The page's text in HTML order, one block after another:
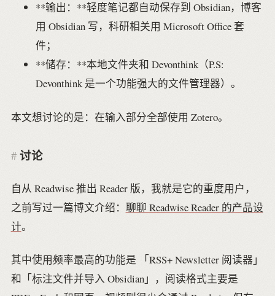
**输出：**轻度笔记都自动保存到 Obsidian，博客
用 Obsidian 写，科研相关用 Microsoft Office 套
件；
**储存：**本地文件夹和 Devonthink（P.S:
Devonthink 是一个功能强大的文件管理器）。
本文想讨论的是：在输入部分全部使用 Zotero。
讨论
自从 Readwise 推出 Reader 版，我就是它的重度用户，
之前写过一篇博文介绍： 聊聊 Readwise Reader 的产品设
计。
其中使用频率最高的功能是 「RSS+ Newsletter 阅读器」
和「标注文件并导入 Obsidian」，阅读格式主要是